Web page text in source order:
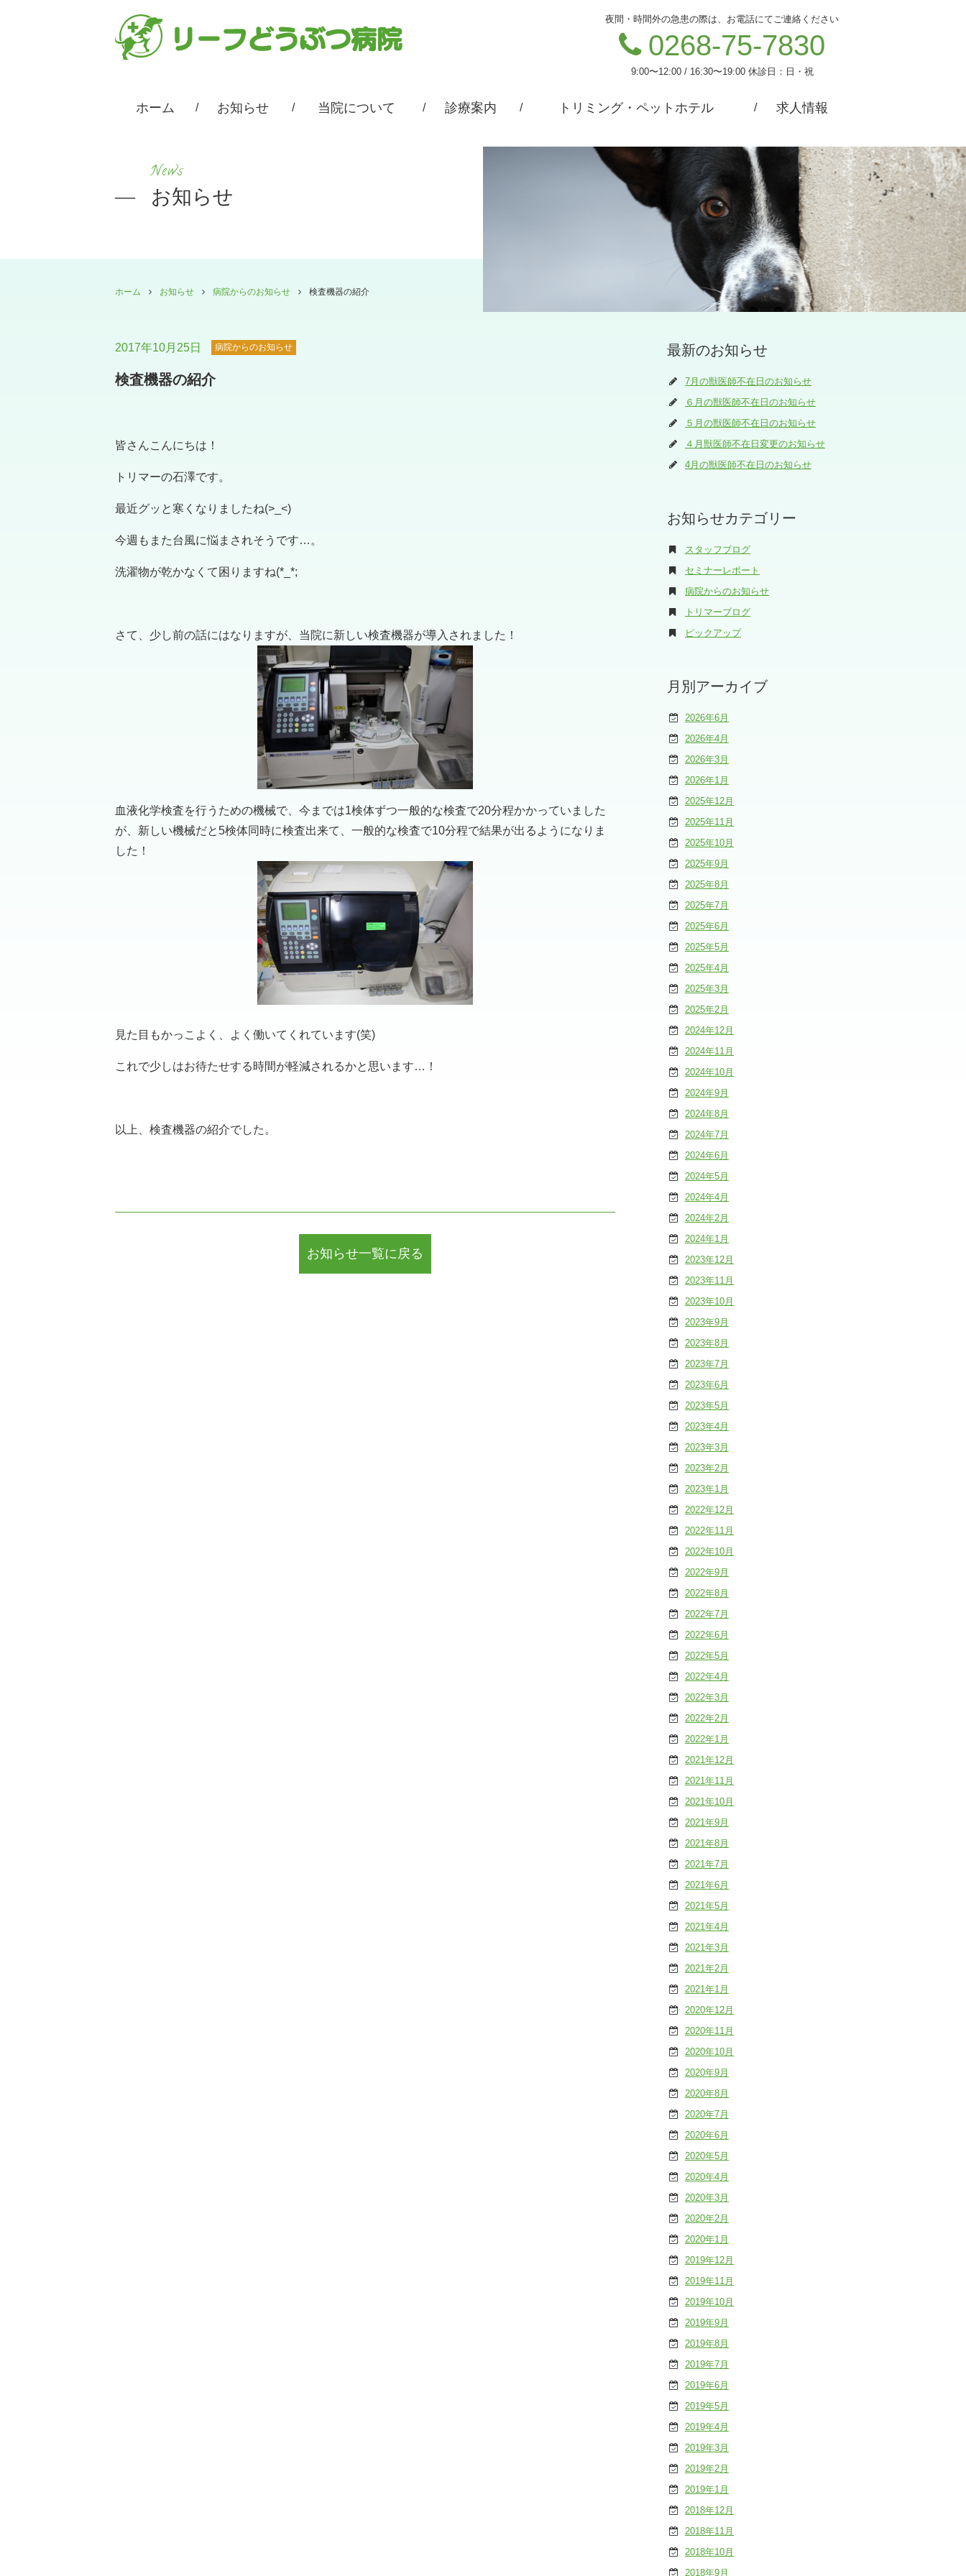
夜間・時間外の急患の際は、お電話にてご連絡ください
0268-75-7830
9:00〜12:00 / 16:30〜19:00休診日：日・祝
ホーム お知らせ 当院について 診療案内 トリミング・ペットホテル 求人情報
News
お知らせ
ホーム お知らせ 病院からのお知らせ 検査機器の紹介
2017年10月25日 病院からのお知らせ
検査機器の紹介
皆さんこんにちは！
トリマーの石澤です。
最近グッと寒くなりましたね(>_<)
今週もまた台風に悩まされそうです…。
洗濯物が乾かなくて困りますね(*_*;
さて、少し前の話にはなりますが、当院に新しい検査機器が導入されました！
血液化学検査を行うための機械で、今までは1検体ずつ一般的な検査で20分程かかっていました
が、新しい機械だと5検体同時に検査出来て、一般的な検査で10分程で結果が出るようになりま
した！
見た目もかっこよく、よく働いてくれています(笑)
これで少しはお待たせする時間が軽減されるかと思います…！
以上、検査機器の紹介でした。
お知らせ一覧に戻る
最新のお知らせ
7月の獣医師不在日のお知らせ
６月の獣医師不在日のお知らせ
５月の獣医師不在日のお知らせ
４月獣医師不在日変更のお知らせ
4月の獣医師不在日のお知らせ
お知らせカテゴリー
スタッフブログ
セミナーレポート
病院からのお知らせ
トリマーブログ
ピックアップ
月別アーカイブ
2026年6月
2026年4月
2026年3月
2026年1月
2025年12月
2025年11月
2025年10月
2025年9月
2025年8月
2025年7月
2025年6月
2025年5月
2025年4月
2025年3月
2025年2月
2024年12月
2024年11月
2024年10月
2024年9月
2024年8月
2024年7月
2024年6月
2024年5月
2024年4月
2024年2月
2024年1月
2023年12月
2023年11月
2023年10月
2023年9月
2023年8月
2023年7月
2023年6月
2023年5月
2023年4月
2023年3月
2023年2月
2023年1月
2022年12月
2022年11月
2022年10月
2022年9月
2022年8月
2022年7月
2022年6月
2022年5月
2022年4月
2022年3月
2022年2月
2022年1月
2021年12月
2021年11月
2021年10月
2021年9月
2021年8月
2021年7月
2021年6月
2021年5月
2021年4月
2021年3月
2021年2月
2021年1月
2020年12月
2020年11月
2020年10月
2020年9月
2020年8月
2020年7月
2020年6月
2020年5月
2020年4月
2020年3月
2020年2月
2020年1月
2019年12月
2019年11月
2019年10月
2019年9月
2019年8月
2019年7月
2019年6月
2019年5月
2019年4月
2019年3月
2019年2月
2019年1月
2018年12月
2018年11月
2018年10月
2018年9月